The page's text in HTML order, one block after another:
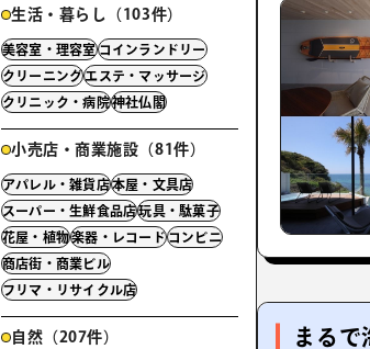
まるで
生活・暮らし（103件）
美容室・理容室コインランドリー
クリーニングエステ・マッサージ
クリニック・病院神社仏閣
小売店・商業施設（81件）
アパレル・雑貨店本屋・文具店
スーパー・生鮮食品店玩具・駄菓子
花屋・植物楽器・レコードコンビニ
商店街・商業ビル
フリマ・リサイクル店
自然（207件）